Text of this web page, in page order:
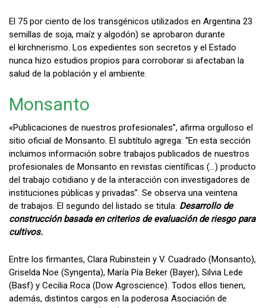
El 75 por ciento de los transgénicos utilizados en Argentina 23
semillas de soja, maíz y algodón) se aprobaron durante
el kirchnerismo. Los expedientes son secretos y el Estado
nunca hizo estudios propios para corroborar si afectaban la
salud de la población y el ambiente.
Monsanto
«Publicaciones de nuestros profesionales”, afirma orgulloso el
sitio oficial de Monsanto. El subtítulo agrega: “En esta sección
incluimos información sobre trabajos publicados de nuestros
profesionales de Monsanto en revistas científicas (…) producto
del trabajo cotidiano y de la interacción con investigadores de
instituciones públicas y privadas”. Se observa una veintena
de trabajos. El segundo del listado se titula: Desarrollo de
construcción basada en criterios de evaluación de riesgo para
cultivos.
Entre los firmantes, Clara Rubinstein y V. Cuadrado (Monsanto),
Griselda Noe (Syngenta), María Pía Beker (Bayer), Silvia Lede
(Basf) y Cecilia Roca (Dow Agroscience). Todos ellos tienen,
además, distintos cargos en la poderosa Asociación de